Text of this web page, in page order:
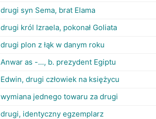
drugi syn Sema, brat Elama
drugi król Izraela, pokonał Goliata
drugi plon z łąk w danym roku
Anwar as -..., b. prezydent Egiptu
Edwin, drugi człowiek na księżycu
wymiana jednego towaru za drugi
drugi, identyczny egzemplarz